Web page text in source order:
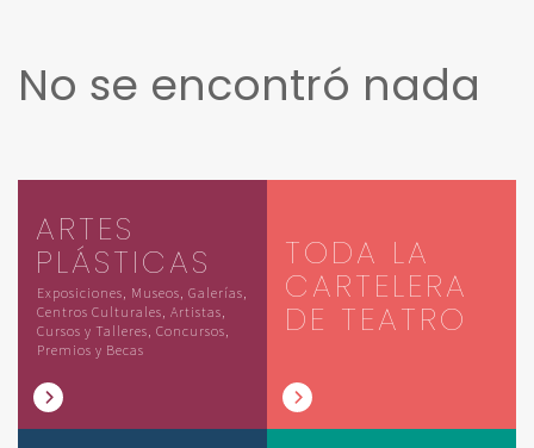
No se encontró nada
ARTES
PLÁSTICAS
Exposiciones, Museos, Galerías,
Centros Culturales, Artistas,
Cursos y Talleres, Concursos,
Premios y Becas
TODA LA
CARTELERA
DE TEATRO